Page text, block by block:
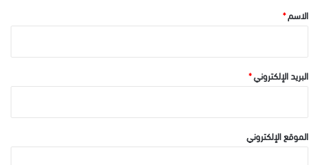
*الاسم*
البريد الإلكتروني*
الموقع الإلكتروني